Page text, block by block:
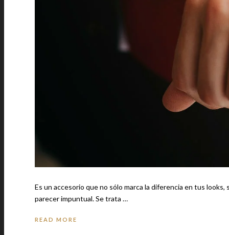
Es un accesorio que no sólo marca la diferencia en tus
parecer impuntual. Se trata …
READ MORE